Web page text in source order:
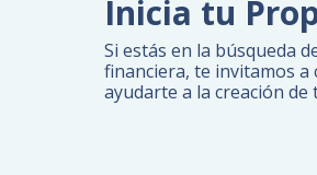
Inicia tu
Si estás en la búsqueda
financiera, te invitamos a
ayudarte a la creación